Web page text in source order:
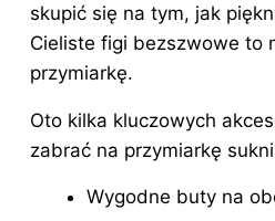
skupić się na tym, jak
Cieliste figi bezszwowe to
przymiarkę.
Oto kilka kluczowych
zabrać na przymiarkę
Wygodne buty na